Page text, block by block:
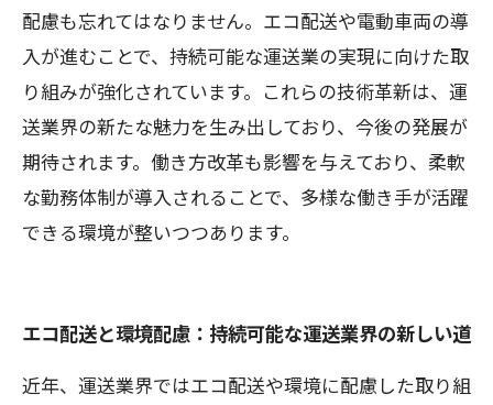
配慮も忘れてはなりません。エコ配送や電動車両の導
入が進むことで、持続可能な運送業の実現に向けた取
り組みが強化されています。これらの技術革新は、運
送業界の新たな魅力を生み出しており、今後の発展が
期待されます。働き方改革も影響を与えており、柔軟
な勤務体制が導入されることで、多様な働き手が活躍
できる環境が整いつつあります。
エコ配送と環境配慮：持続可能な運送業界の新しい道
近年、運送業界ではエコ配送や環境に配慮した取り組